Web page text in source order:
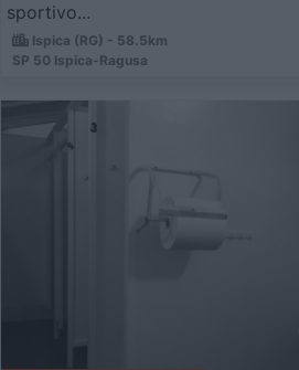
sportivo...
Ispica (RG) - 58.5km
SP 50 Ispica-Ragusa